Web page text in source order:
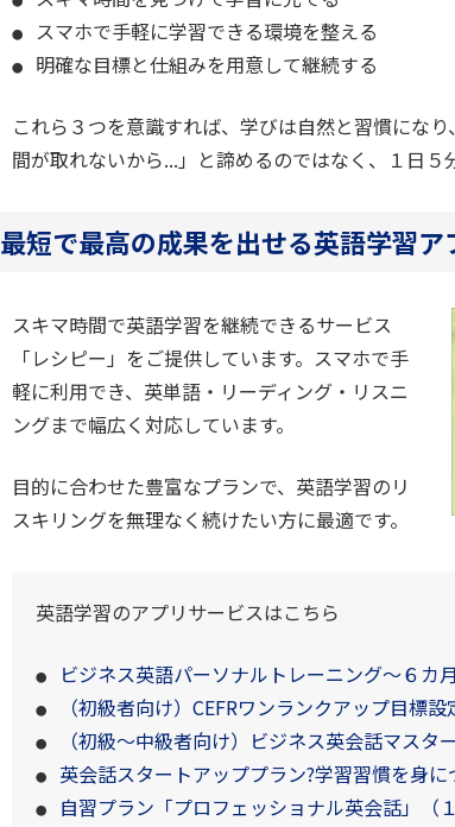
スマホで手軽に学習できる環境を整える
明確な目標と仕組みを用意して継続する
これら３つを意識すれば、学びは自然と習慣にな
間が取れないから...」と諦めるのではなく、１日５
最短で最高の成果を出せる英語学習ア
スキマ時間で英語学習を継続できるサービス
「レシピー」をご提供しています。スマホで手
軽に利用でき、英単語・リーディング・リスニ
ングまで幅広く対応しています。
目的に合わせた豊富なプランで、英語学習のリ
スキリングを無理なく続けたい方に最適です。
英語学習のアプリサービスはこちら
ビジネス英語パーソナルトレーニング～６カ
（初級者向け）CEFRワンランクアップ目標
（初級～中級者向け）ビジネス英会話マスタ
英会話スタートアッププラン?学習習慣を身に
自習プラン「プロフェッショナル英会話」（１